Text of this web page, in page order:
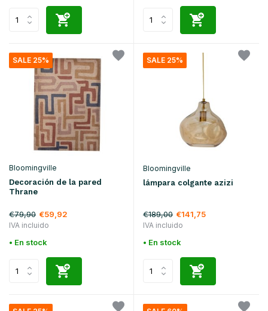
SALE 25%
Bloomingville
Decoración de la pared
Thrane
€79,90 €59,92
IVA incluido
• En stock
SALE 25%
Bloomingville
lámpara colgante azizi
€189,00 €141,75
IVA incluido
• En stock